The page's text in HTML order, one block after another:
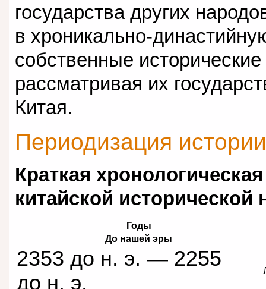
государства других
в хроникально-
собственные
рассматривая их
Китая.
Периодизация
Краткая
китайской исторической
Годы
До нашей эры
2353 до н. э. — 2255
до н. э.